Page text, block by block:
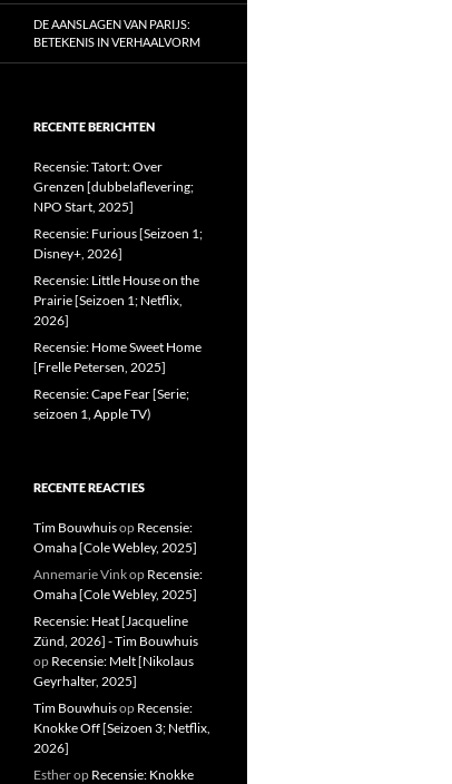
DE AANSLAGEN VAN PARIJS:
BETEKENIS IN VERHAALVORM
RECENTE BERICHTEN
Recensie: Tatort: Over
Grenzen [dubbelaflevering;
NPO Start, 2025]
Recensie: Furious [Seizoen 1;
Disney+, 2026]
Recensie: Little House on the
Prairie [Seizoen 1; Netflix,
2026]
Recensie: Home Sweet Home
[Frelle Petersen, 2025]
Recensie: Cape Fear [Serie;
seizoen 1, Apple TV)
RECENTE REACTIES
Tim Bouwhuisop Recensie:
Omaha [Cole Webley, 2025]
Annemarie Vinkop Recensie:
Omaha [Cole Webley, 2025]
Recensie: Heat [Jacqueline
Zünd, 2026] - Tim Bouwhuis
op Recensie: Melt [Nikolaus
Geyrhalter, 2025]
Tim Bouwhuisop Recensie:
Knokke Off [Seizoen 3; Netflix,
2026]
Estherop Recensie: Knokke